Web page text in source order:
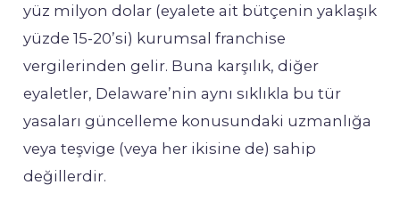
yüz milyon dolar (eyalete ait bütçenin yaklaşık
yüzde 15-20’si) kurumsal franchise
vergilerinden gelir. Buna karşılık, diğer
eyaletler, Delaware’nin aynı sıklıkla bu tür
yasaları güncelleme konusundaki uzmanlığa
veya teşvige (veya her ikisine de) sahip
değillerdir.